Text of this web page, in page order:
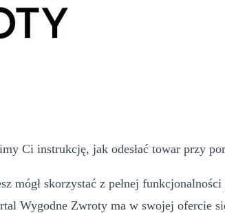
Ci instrukcję, jak odesłać towar przy
mógł skorzystać z pełnej
Wygodne Zwroty ma w swojej ofercie